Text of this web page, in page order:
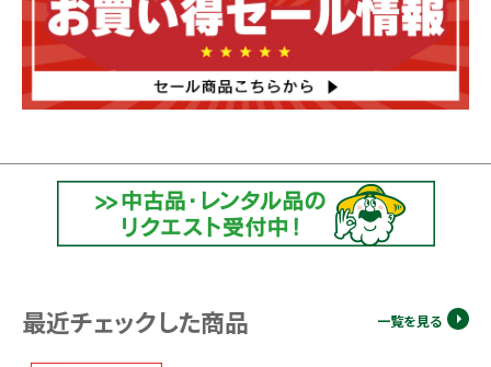
最近チェックした商品 一覧を見る